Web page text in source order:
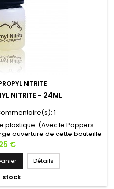
NITRITE
NITRITE - 24ML
1
plastique. (Avec le Poppers
ouverture de cette bouteille
la pureté et la force de
du Poppers ISOAMYL
au maximum pour un effet
produit s'évapore rapidement
€
Détails
stock